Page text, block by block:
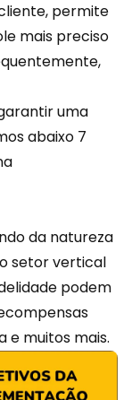
permite
mais preciso
uma
abaixo 7
da natureza
setor vertical
podem
e muitos mais.